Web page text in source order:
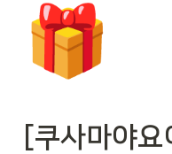
🎁
[쿠사마야